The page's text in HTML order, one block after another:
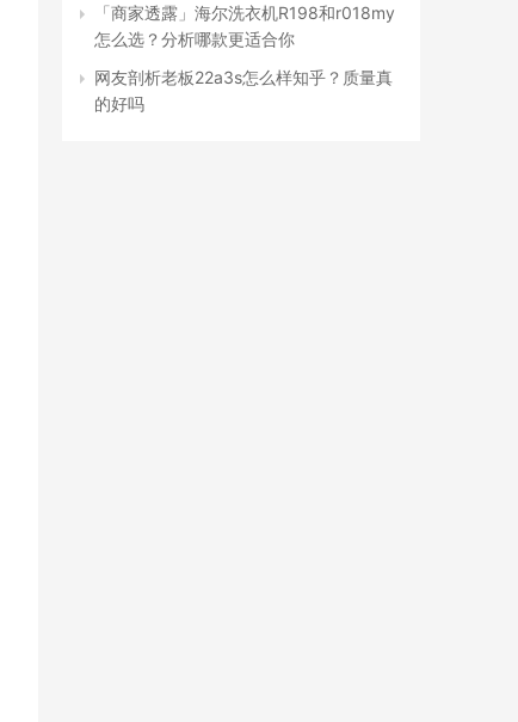
「商家透露」海尔洗衣机R198和r018my
怎么选？分析哪款更适合你
网友剖析老板22a3s怎么样知乎？质量真
的好吗